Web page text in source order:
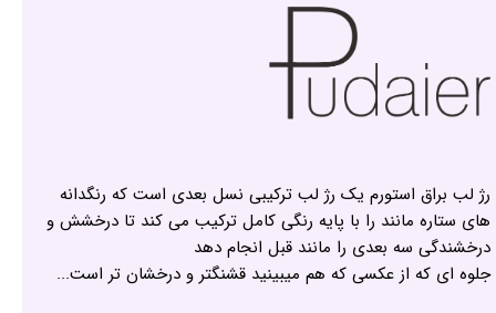
رژ لب براق استورم یک رژ لب ترکیبی نسل بعدی است که رنگدانه
های ستاره مانند را با پایه رنگی کامل ترکیب می کند تا درخشش و
درخشندگی سه بعدی را مانند قبل انجام دهد
جلوه ای که از عکسی که هم میبینید قشنگتر و درخشان تر است...